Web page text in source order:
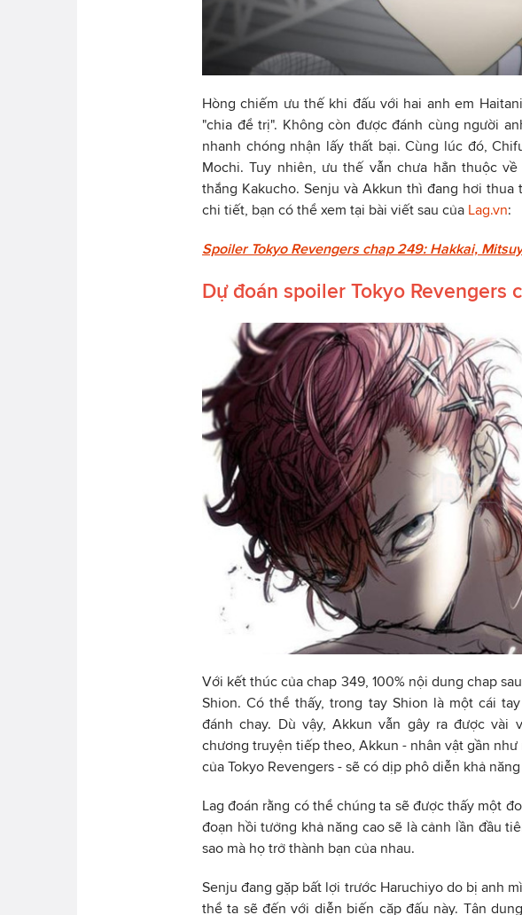
Hòng chiếm ưu thế khi đấu với hai anh em
"chia để trị". Không còn được đánh cùng người
nhanh chóng nhận lấy thất bại. Cùng lúc đó,
Mochi. Tuy nhiên, ưu thế vẫn chưa hẳn thuộc về
thắng Kakucho. Senju và Akkun thì đang hơi
chi tiết, bạn có thể xem tại bài viết sau của Lag.vn:
Spoiler Tokyo Revengers chap 249: Hakkai,
Dự đoán spoiler Tokyo Revengers
Với kết thúc của chap 349, 100% nội dung chap
Shion. Có thể thấy, trong tay Shion là một cái
đánh chay. Dù vậy, Akkun vẫn gây ra được vài
chương truyện tiếp theo, Akkun - nhân vật gần
của Tokyo Revengers - sẽ có dịp phô diễn khả
Lag đoán rằng có thể chúng ta sẽ được thấy một
đoạn hồi tưởng khả năng cao sẽ là cảnh lần đầu
sao mà họ trở thành bạn của nhau.
Senju đang gặp bất lợi trước Haruchiyo do bị anh
thể ta sẽ đến với diễn biến cặp đấu này. Tận